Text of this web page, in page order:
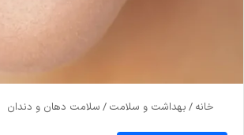
خانه / بهداشت و سلامت / سلامت دهان و دندان